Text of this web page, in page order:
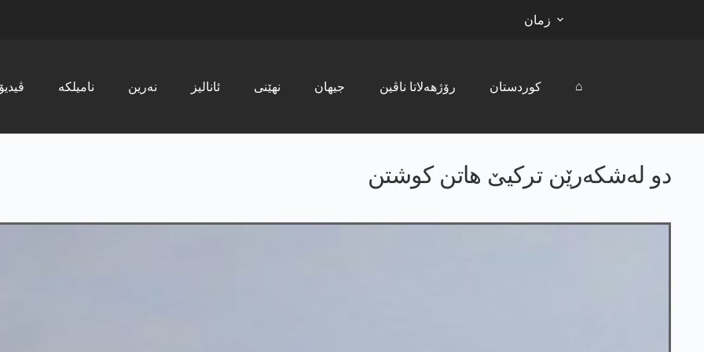
زمان
ڤیدیۆ نامیلکە نەرین ئانالیز نھێنی جیھان رۆژھەلاتا ناڤین کوردستان ⌂
دو لەشکەرێن ترکیێ هاتن کوشتن